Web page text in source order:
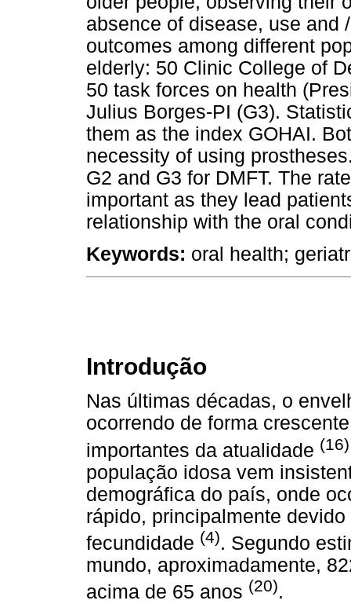
absence of disease, use and
outcomes among different
elderly: 50 Clinic College of
50 task forces on health
Julius Borges-PI (G3).
them as the index GOHAI.
necessity of using
G2 and G3 for DMFT. The
important as they lead
relationship with the oral
Keywords: oral health;
Introdução
Nas últimas décadas, o
ocorrendo de forma
importantes da atualidade (16)
população idosa vem
demográfica do país, onde
rápido, principalmente
fecundidade (4). Segundo
mundo, aproximadamente,
acima de 65 anos (20).